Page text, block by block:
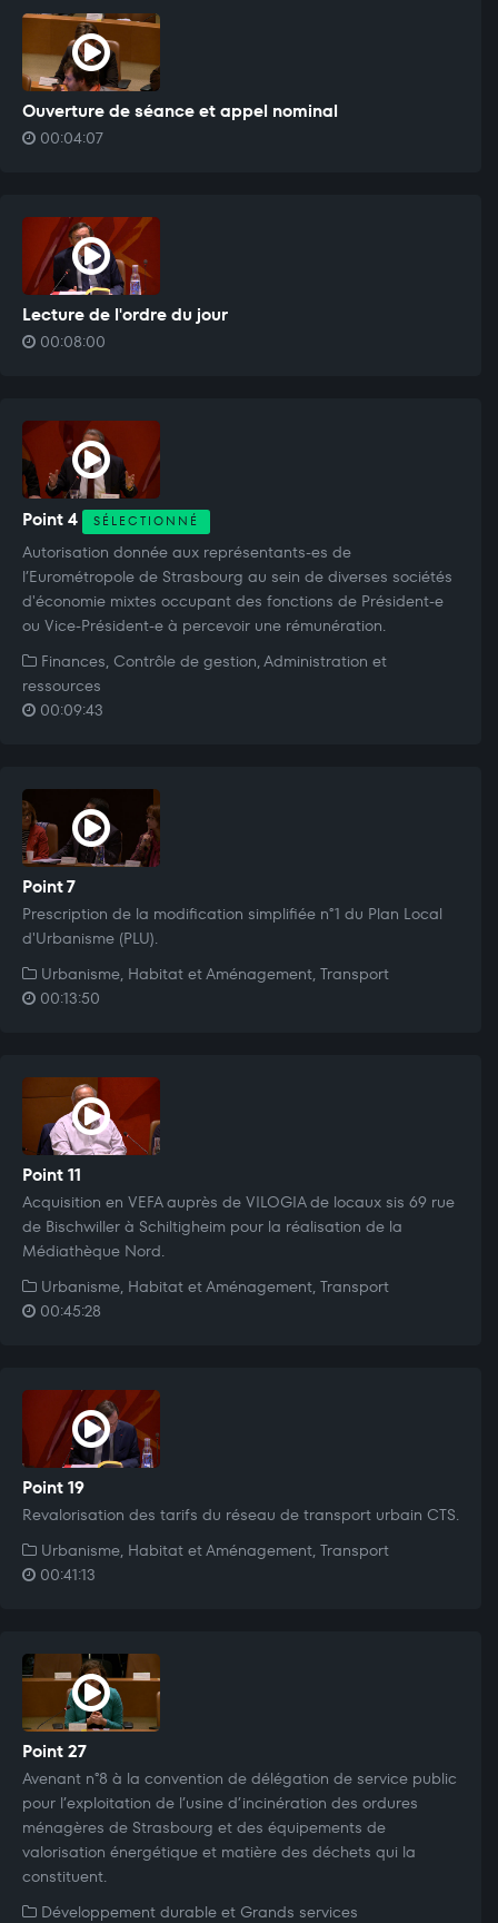
Ouverture de séance et appel nominal
00:04:07
Lecture de l'ordre du jour
00:08:00
Point 4 SÉLECTIONNÉ
Autorisation donnée aux représentants-es de
l’Eurométropole de Strasbourg au sein de diverses sociétés
d'économie mixtes occupant des fonctions de Président-e
ou Vice-Président-e à percevoir une rémunération.
Finances, Contrôle de gestion, Administration et
ressources
00:09:43
Point 7
Prescription de la modification simplifiée n°1 du Plan Local
d'Urbanisme (PLU).
Urbanisme, Habitat et Aménagement, Transport
00:13:50
Point 11
Acquisition en VEFA auprès de VILOGIA de locaux sis 69 rue
de Bischwiller à Schiltigheim pour la réalisation de la
Médiathèque Nord.
Urbanisme, Habitat et Aménagement, Transport
00:45:28
Point 19
Revalorisation des tarifs du réseau de transport urbain CTS.
Urbanisme, Habitat et Aménagement, Transport
00:41:13
Point 27
Avenant n°8 à la convention de délégation de service public
pour l’exploitation de l’usine d’incinération des ordures
ménagères de Strasbourg et des équipements de
valorisation énergétique et matière des déchets qui la
constituent.
Développement durable et Grands services